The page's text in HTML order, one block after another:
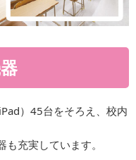
）45台をそろえ、校内
充実しています。